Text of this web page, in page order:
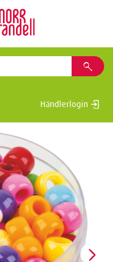
Händlerlogin